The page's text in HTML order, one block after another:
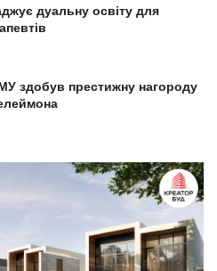
дуальну освіту для
здобув престижну нагороду